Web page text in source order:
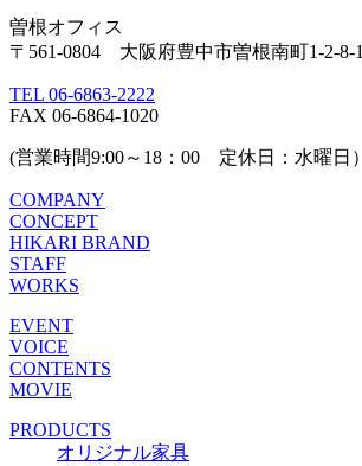
曽根オフィス
〒561-0804 大阪府豊中市曽根南町1-2-8-1
TEL 06-6863-2222
FAX 06-6864-1020
(営業時間9:00～18：00 定休日：水曜日）
COMPANY
CONCEPT
HIKARI BRAND
STAFF
WORKS
EVENT
VOICE
CONTENTS
MOVIE
PRODUCTS
オリジナル家具